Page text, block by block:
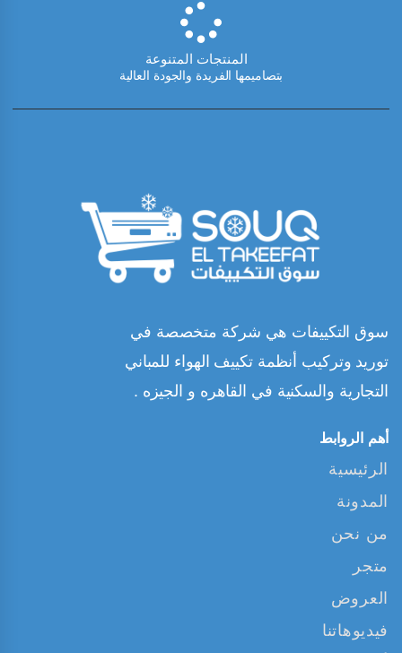
المنتجات المتنوعة
بتصاميمها الفريدة والجودة العالية
سوق التكييفات هي شركة متخصصة في
توريد وتركيب أنظمة تكييف الهواء للمباني
التجارية والسكنية في القاهره و الجيزه .
أهم الروابط
الرئيسية
المدونة
من نحن
متجر
العروض
فيديوهاتنا